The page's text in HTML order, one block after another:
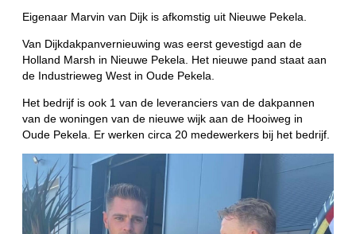
Eigenaar Marvin van Dijk is afkomstig uit Nieuwe Pekela.
Van Dijkdakpanvernieuwing was eerst gevestigd aan de
Holland Marsh in Nieuwe Pekela. Het nieuwe pand staat aan
de Industrieweg West in Oude Pekela.
Het bedrijf is ook 1 van de leveranciers van de dakpannen
van de woningen van de nieuwe wijk aan de Hooiweg in
Oude Pekela. Er werken circa 20 medewerkers bij het bedrijf.